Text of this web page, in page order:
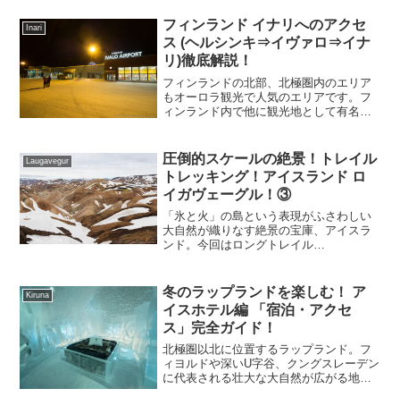
い人気があります。今回は両者の比較し
ながらそれぞれの特徴を上げていきま
す。
Inari
フィンランド イナリへのアクセ
ス (ヘルシンキ⇒イヴァロ⇒イナ
リ)徹底解説！
フィンランドの北部、北極圏内のエリア
もオーロラ観光で人気のエリアです。フ
ィンランド内で他に観光地として有名な
回はこのラップランド北部に位置するイ
ナリへのアクセスについてまとめます。
Laugavegur
圧倒的スケールの絶景！トレイル
トレッキング！アイスランド ロ
イガヴェーグル！③
「氷と火」の島という表現がふさわしい
大自然が織りなす絶景の宝庫、アイスラ
ンド。今回はロングトレイル
の圧倒的スケール大自然の絶景を楽しみ
ました。本記事ではその③をレポートし
ます。
Kiruna
冬のラップランドを楽しむ！ ア
イスホテル編 「宿泊・アクセ
ス」完全ガイド！
北極圏以北に位置するラップランド。フ
ィヨルドや深いU字谷、クングスレーデン
に代表される壮大な大自然が広がる地域